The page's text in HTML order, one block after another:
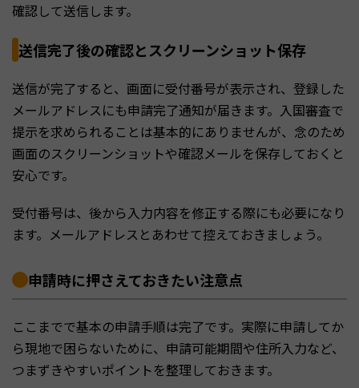
確認して送信します。
送信完了後の確認とスクリーンショット保存
送信が完了すると、画面に受付番号が表示され、登録した
メールアドレスにも申請完了通知が届きます。入国審査で
提示を求められることは基本的にありませんが、念のため
画面のスクリーンショットや確認メールを保存しておくと
安心です。
受付番号は、後から入力内容を修正する際にも必要になり
ます。メールアドレスとあわせて控えておきましょう。
申請時に押さえておきたい注意点
ここまでで基本の申請手順は完了です。実際に申請してか
ら現地で困らないために、申請可能期間や住所入力など、
つまずきやすいポイントを整理しておきます。